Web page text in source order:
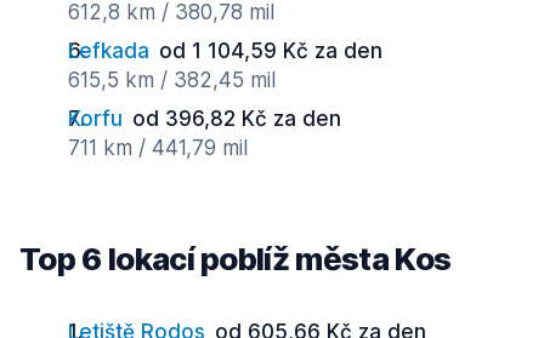
612,8 km / 380,78 mil
Lefkada od 1 104,59 Kč za den
615,5 km / 382,45 mil
Korfu od 396,82 Kč za den
711 km / 441,79 mil
Top 6 lokací poblíž města Kos
Letiště Rodos od 605,66 Kč za den